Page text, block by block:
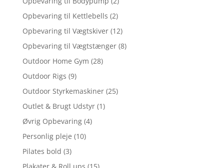
Opbevaring til Kettlebells (2)
Opbevaring til Vægtskiver (12)
Opbevaring til Vægtstænger (8)
Outdoor Home Gym (28)
Outdoor Rigs (9)
Outdoor Styrkemaskiner (25)
Outlet & Brugt Udstyr (1)
Øvrig Opbevaring (4)
Personlig pleje (10)
Pilates bold (3)